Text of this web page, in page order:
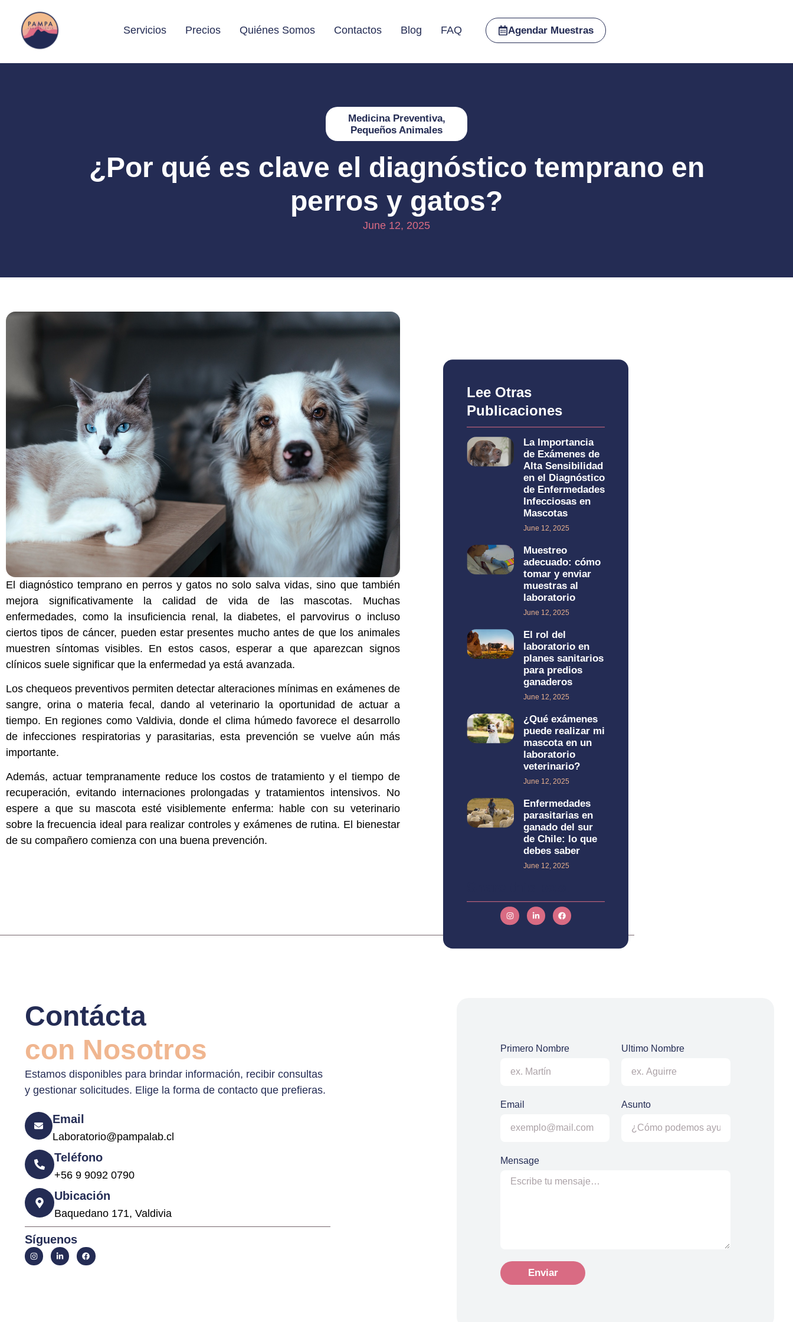
Servicios Precios Quiénes Somos Contactos Blog FAQ Agendar Muestras
Medicina Preventiva,
Pequeños Animales
¿Por qué es clave el diagnóstico temprano en
perros y gatos?
June 12, 2025
El diagnóstico temprano en perros y gatos no solo salva vidas, sino que también
mejora significativamente la calidad de vida de las mascotas. Muchas
enfermedades, como la insuficiencia renal, la diabetes, el parvovirus o incluso
ciertos tipos de cáncer, pueden estar presentes mucho antes de que los animales
muestren síntomas visibles. En estos casos, esperar a que aparezcan signos
clínicos suele significar que la enfermedad ya está avanzada.
Los chequeos preventivos permiten detectar alteraciones mínimas en exámenes de
sangre, orina o materia fecal, dando al veterinario la oportunidad de actuar a
tiempo. En regiones como Valdivia, donde el clima húmedo favorece el desarrollo
de infecciones respiratorias y parasitarias, esta prevención se vuelve aún más
importante.
Además, actuar tempranamente reduce los costos de tratamiento y el tiempo de
recuperación, evitando internaciones prolongadas y tratamientos intensivos. No
espere a que su mascota esté visiblemente enferma: hable con su veterinario
sobre la frecuencia ideal para realizar controles y exámenes de rutina. El bienestar
de su compañero comienza con una buena prevención.
Lee Otras
Publicaciones
La Importancia
de Exámenes de
Alta Sensibilidad
en el Diagnóstico
de Enfermedades
Infecciosas en
Mascotas
June 12, 2025
Muestreo
adecuado: cómo
tomar y enviar
muestras al
laboratorio
June 12, 2025
El rol del
laboratorio en
planes sanitarios
para predios
ganaderos
June 12, 2025
¿Qué exámenes
puede realizar mi
mascota en un
laboratorio
veterinario?
June 12, 2025
Enfermedades
parasitarias en
ganado del sur
de Chile: lo que
debes saber
June 12, 2025
Contácta
con Nosotros
Estamos disponibles para brindar información, recibir consultas
y gestionar solicitudes. Elige la forma de contacto que prefieras.
Email
Laboratorio@pampalab.cl
Teléfono
+56 9 9092 0790
Ubicación
Baquedano 171, Valdivia
Síguenos
Primero Nombre Ultimo Nombre
Email Asunto
Mensage
Enviar